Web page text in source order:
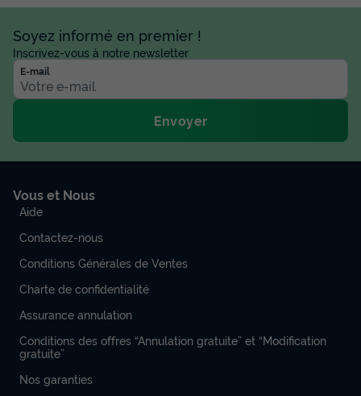
Soyez informé en premier !
Inscrivez-vous à notre newsletter
E-mail
Envoyer
Vous et Nous
Aide
Contactez-nous
Conditions Générales de Ventes
Charte de confidentialité
Assurance annulation
Conditions des offres “Annulation gratuite” et “Modification
gratuite”
Nos garanties